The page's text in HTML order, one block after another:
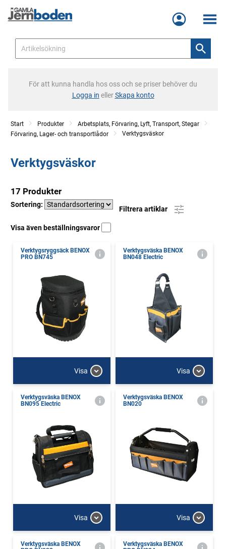
Meny
För att kunna handla hos oss och se priser behöver du
Logga in ellerSkapa konto
Start Produkter
Arbetsplats, Förvaring, Lyft, Transport, Stegar
Förvaring, Lager- och transportlådor
Verktygsväskor
Verktygsväskor
17 Produkter
Sortering:
Filtrera artiklar
Visa även beställningsvaror
Verktygsryggsäck BENOX
PRO BN745
Visa
Verktygsväska BENOX
BN048 Electric
Visa
Verktygsväska BENOX
BN095 Electric
Visa
Verktygsväska BENOX
BN020
Visa
Verktygsväska BENOX
Verktygsväska BENOX